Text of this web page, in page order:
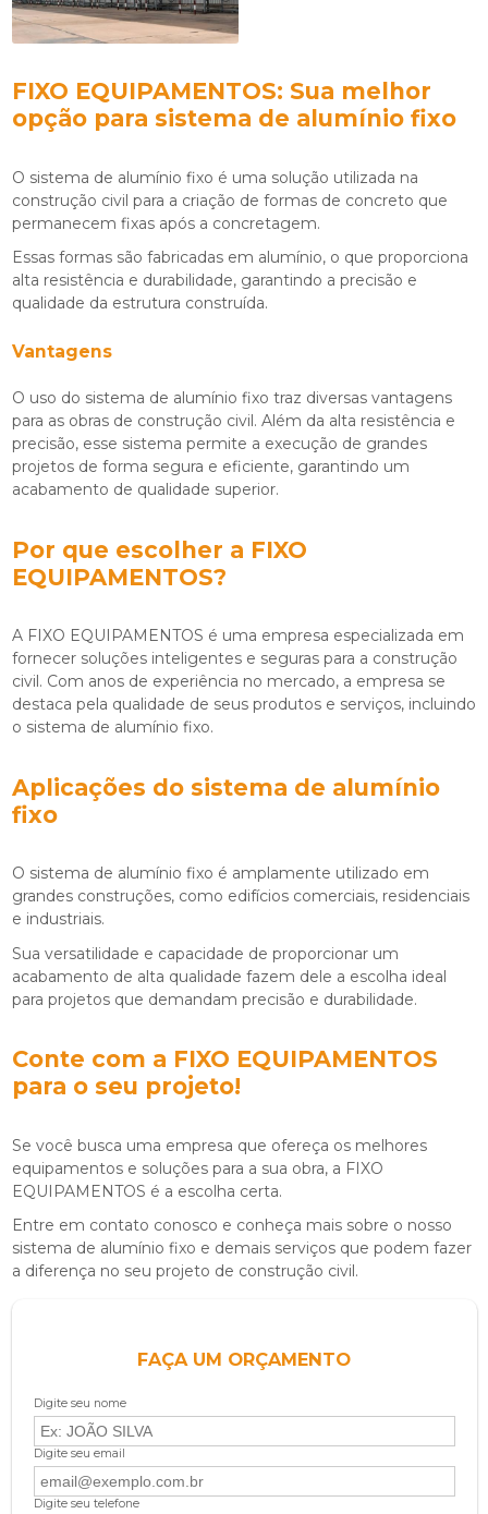
FIXO EQUIPAMENTOS: Sua melhor
opção para sistema de alumínio fixo
O sistema de alumínio fixo é uma solução utilizada na
construção civil para a criação de formas de concreto que
permanecem fixas após a concretagem.
Essas formas são fabricadas em alumínio, o que proporciona
alta resistência e durabilidade, garantindo a precisão e
qualidade da estrutura construída.
Vantagens
O uso do sistema de alumínio fixo traz diversas vantagens
para as obras de construção civil. Além da alta resistência e
precisão, esse sistema permite a execução de grandes
projetos de forma segura e eficiente, garantindo um
acabamento de qualidade superior.
Por que escolher a FIXO
EQUIPAMENTOS?
A FIXO EQUIPAMENTOS é uma empresa especializada em
fornecer soluções inteligentes e seguras para a construção
civil. Com anos de experiência no mercado, a empresa se
destaca pela qualidade de seus produtos e serviços, incluindo
o sistema de alumínio fixo.
Aplicações do sistema de alumínio
fixo
O sistema de alumínio fixo é amplamente utilizado em
grandes construções, como edifícios comerciais, residenciais
e industriais.
Sua versatilidade e capacidade de proporcionar um
acabamento de alta qualidade fazem dele a escolha ideal
para projetos que demandam precisão e durabilidade.
Conte com a FIXO EQUIPAMENTOS
para o seu projeto!
Se você busca uma empresa que ofereça os melhores
equipamentos e soluções para a sua obra, a FIXO
EQUIPAMENTOS é a escolha certa.
Entre em contato conosco e conheça mais sobre o nosso
sistema de alumínio fixo e demais serviços que podem fazer
a diferença no seu projeto de construção civil.
FAÇA UM ORÇAMENTO
Digite seu nome
Digite seu email
Digite seu telefone